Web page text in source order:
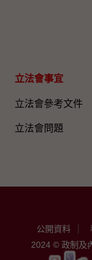
立法會事宜
立法會參考文件
立法會問題
公開資料
2024 © 政制及